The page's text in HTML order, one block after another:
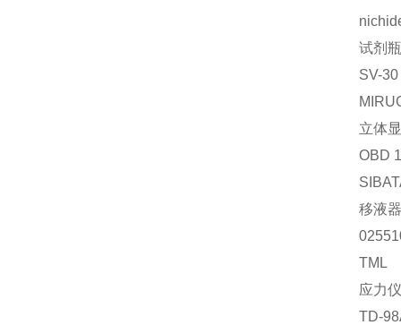
试剂瓶
SV-30
立体
OBD
移液
TML
应力仪
TD-